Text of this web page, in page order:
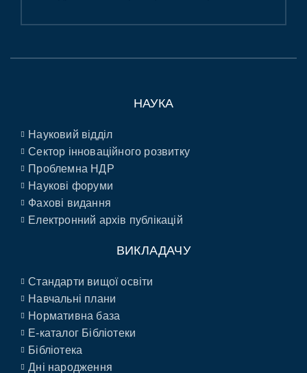
НАУКА
Науковий відділ
Сектор інноваційного розвитку
Проблемна НДР
Наукові форуми
Фахові видання
Електронний архів публікацій
ВИКЛАДАЧУ
Стандарти вищої освіти
Навчальні плани
Нормативна база
E-каталог Бібліотеки
Бібліотека
Дні народження